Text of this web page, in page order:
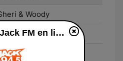
& Woody
Colleen CKCK 94.5 Jack FM en ligne